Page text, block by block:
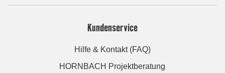
Kundenservice
Hilfe & Kontakt (FAQ)
HORNBACH Projektberatung